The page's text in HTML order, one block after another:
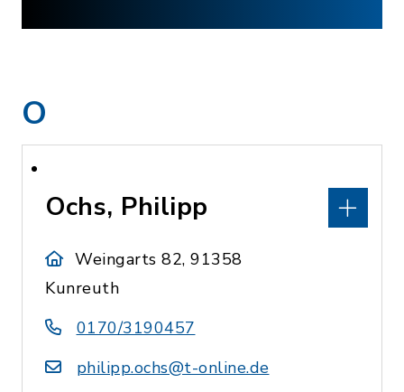
O
Ochs, Philipp
Weingarts 82, 91358
Kunreuth
0170/3190457
philipp.ochs@t-online.de